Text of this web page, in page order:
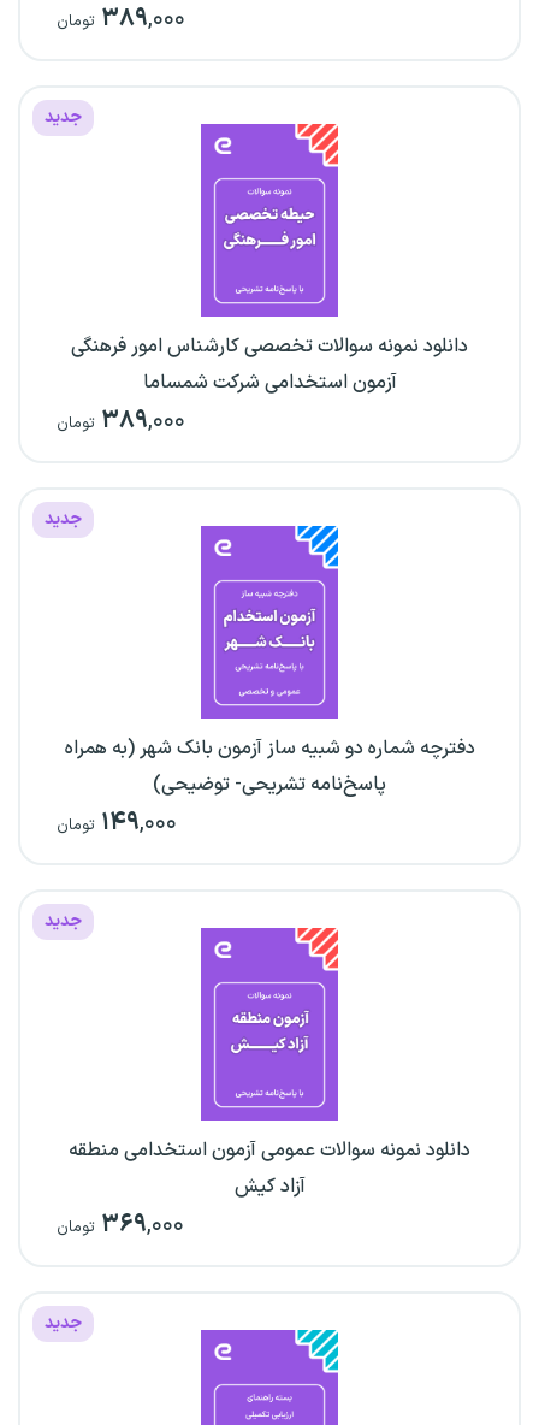
۳۸۹,۰۰۰ تومان
جدید
دانلود نمونه سوالات تخصصی کارشناس امور فرهنگی
آزمون استخدامی شرکت شمساما
۳۸۹,۰۰۰ تومان
جدید
دفترچه شماره دو شبیه ساز آزمون بانک شهر (به همراه
پاسخ‌نامه تشریحی- توضیحی)
۱۴۹,۰۰۰ تومان
جدید
دانلود نمونه سوالات عمومی آزمون استخدامی منطقه
آزاد کیش
۳۶۹,۰۰۰ تومان
جدید